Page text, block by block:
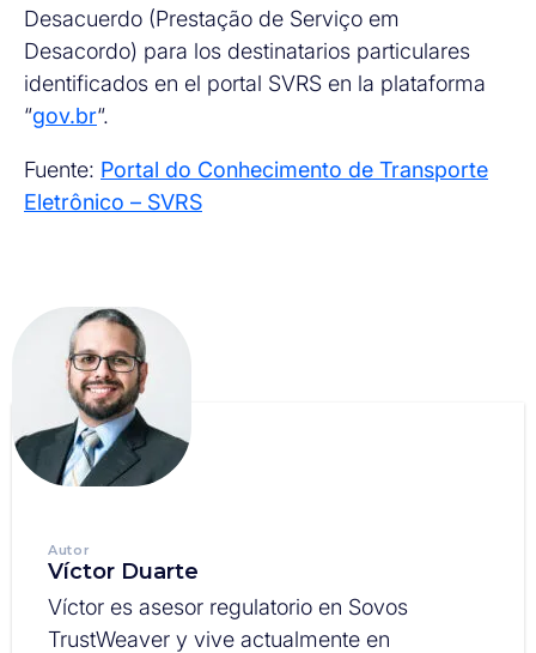
Desacuerdo (Prestação de Serviço em
Desacordo) para los destinatarios particulares
identificados en el portal SVRS en la plataforma
“gov.br“.
Fuente: Portal do Conhecimento de Transporte
Eletrônico – SVRS
Autor
Víctor Duarte
Víctor es asesor regulatorio en Sovos
TrustWeaver y vive actualmente en